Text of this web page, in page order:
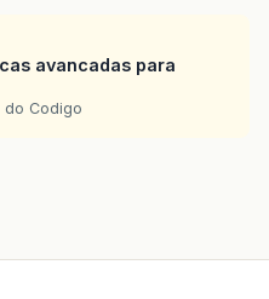
avancadas para
Codigo